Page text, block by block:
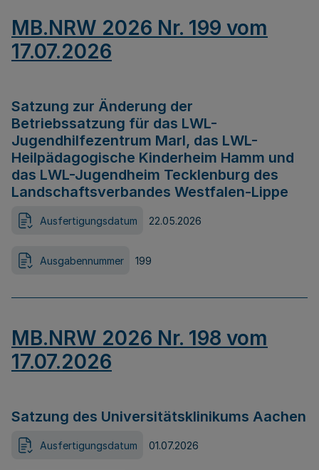
MB.NRW 2026 Nr. 199 vom
17.07.2026
Satzung zur Änderung der
Betriebssatzung für das LWL-
Jugendhilfezentrum Marl, das LWL-
Heilpädagogische Kinderheim Hamm und
das LWL-Jugendheim Tecklenburg des
Landschaftsverbandes Westfalen-Lippe
Ausfertigungsdatum 22.05.2026
Ausgabennummer 199
MB.NRW 2026 Nr. 198 vom
17.07.2026
Satzung des Universitätsklinikums Aachen
Ausfertigungsdatum 01.07.2026